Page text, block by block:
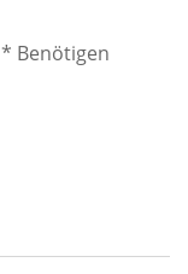
* Benötigen